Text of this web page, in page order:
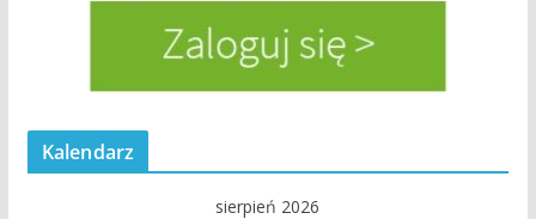
Kalendarz
sierpień 2026